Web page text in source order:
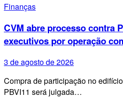
Finanças
CVM abre processo contra
executivos por operação
3 de agosto de 2026
Compra de participação no
PBVI11 será julgada…